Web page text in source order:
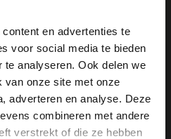
en advertenties te
voor social media te bieden
analyseren. Ook delen we
van onze site met onze
adverteren en analyse. Deze
combineren met andere
verstrekt of die ze hebben
Manfield
Braune Schnürboots aus Veloursleder
149.99
×
in English?
isn't Dutch. Would